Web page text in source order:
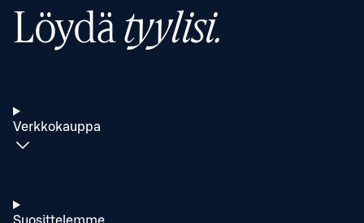
Löydätyylisi.
Verkkokauppa